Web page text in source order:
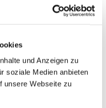
und Anzeigen zu
soziale Medien anbieten
unsere Webseite zu
im
Vorschriften
mit
Baurecht und